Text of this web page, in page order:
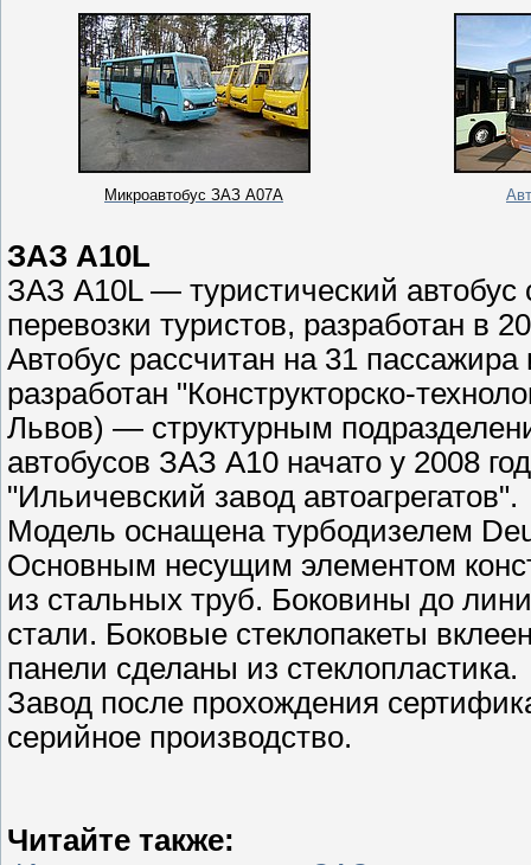
Микроавтобус ЗАЗ A07A
ЗАЗ A10L
ЗАЗ A10L — туристический
перевозки туристов, разработан в
Автобус рассчитан на 31
разработан "Конструкторско-
Львов) — структурным
автобусов ЗАЗ А10 начато у 2008
"Ильичевский завод автоагрегатов".
Модель оснащена турбодизелем
Основным несущим элементом
из стальных труб. Боковины до
стали. Боковые стеклопакеты
панели сделаны из стеклопластика.
Завод после прохождения
серийное производство.
Читайте также: